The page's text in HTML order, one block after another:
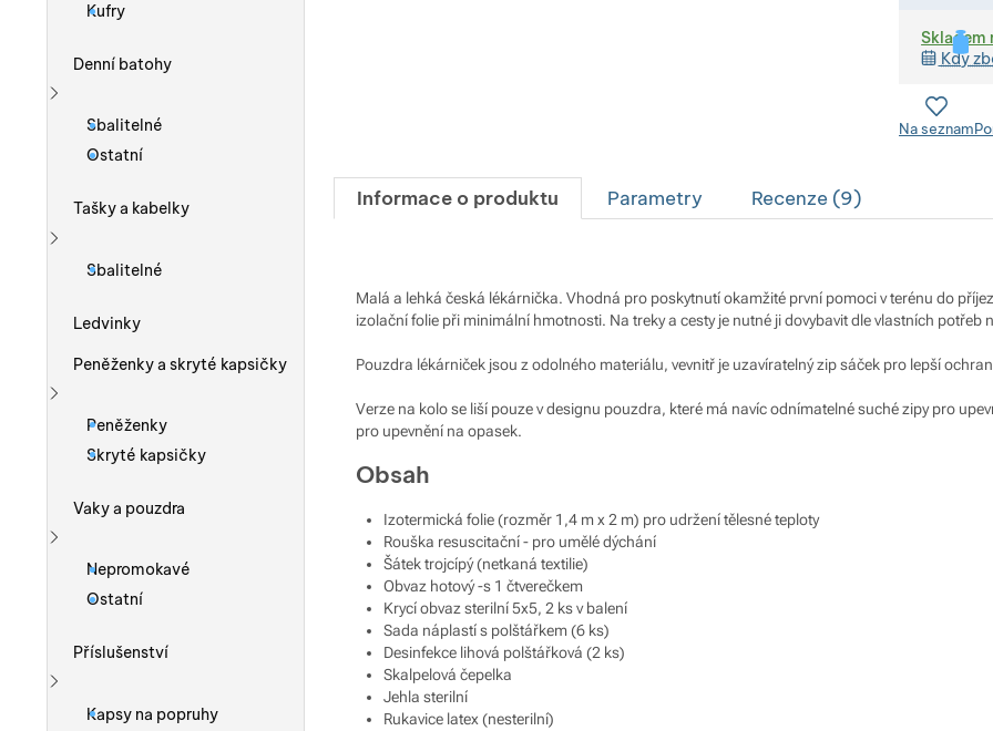
Skladem
Kdy
Na seznam
Informace o produktu Parametry Recenze (9)
Malá a lehká česká lékárnička. Vhodná pro poskytnutí okamžité první pomoci v terénu do
izolační folie při minimální hmotnosti. Na treky a cesty je nutné ji dovybavit dle vlastních potřeb
Pouzdra lékárniček jsou z odolného materiálu, vevnitř je uzavíratelný zip sáček pro lepší
Verze na kolo se liší pouze v designu pouzdra, které má navíc odnímatelné suché zipy pro
pro upevnění na opasek.
Obsah
Izotermická folie (rozměr 1,4 m x 2 m) pro udržení tělesné teploty
Rouška resuscitační - pro umělé dýchání
Šátek trojcípý (netkaná textilie)
Obvaz hotový -s 1 čtverečkem
Krycí obvaz sterilní 5x5, 2 ks v balení
Sada náplastí s polštářkem (6 ks)
Desinfekce lihová polštářková (2 ks)
Skalpelová čepelka
Jehla sterilní
Rukavice latex (nesterilní)
Kufry
Denní batohy
Zobrazit více
Sbalitelné
Ostatní
Tašky a kabelky
Zobrazit více
Sbalitelné
Ledvinky
Peněženky a skryté kapsičky
Zobrazit více
Peněženky
Skryté kapsičky
Vaky a pouzdra
Zobrazit více
Nepromokavé
Ostatní
Příslušenství
Kapsy na popruhy